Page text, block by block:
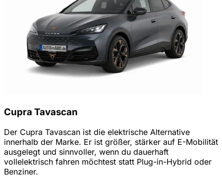
Cupra Tavascan
Der Cupra Tavascan ist die elektrische Alternative
innerhalb der Marke. Er ist größer, stärker auf E-Mobilität
ausgelegt und sinnvoller, wenn du dauerhaft
vollelektrisch fahren möchtest statt Plug-in-Hybrid oder
Benziner.